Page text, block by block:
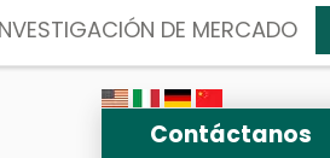
DE MERCADO
Contáctanos